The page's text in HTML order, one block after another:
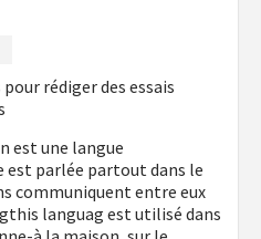
rédiger des essais
est une langue
parlée partout dans le
communiquent entre eux
languag est utilisé dans